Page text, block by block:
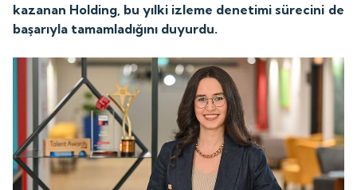
kazanan Holding, bu yılki izleme denetimi sürecini de
başarıyla tamamladığını duyurdu.